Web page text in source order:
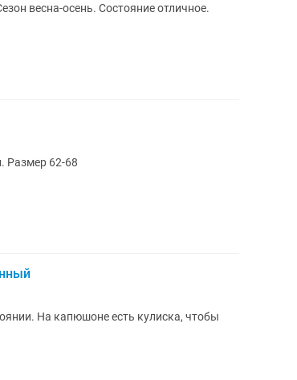
весна-осень. Состояние отличное.
Размер 62-68
На капюшоне есть кулиска, чтобы